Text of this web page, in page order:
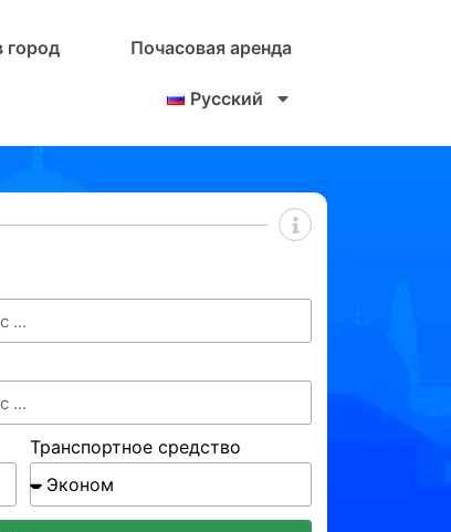
город Почасовая аренда
Русский
Транспортное средство